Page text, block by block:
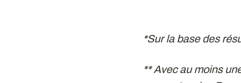
*Sur la base des
** Avec au moins